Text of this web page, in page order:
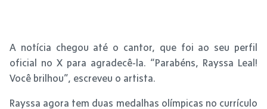
A notícia chegou até o cantor, que foi ao seu perfil
oficial no X para agradecê-la. “Parabéns, Rayssa Leal!
Você brilhou”, escreveu o artista.
Rayssa agora tem duas medalhas olímpicas no currículo